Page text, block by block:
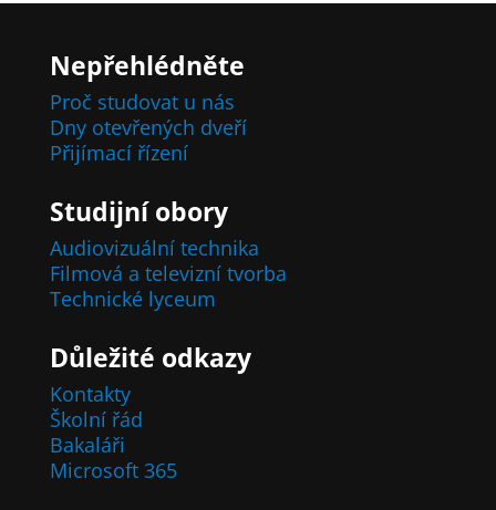
Nepřehlédněte
Proč studovat u nás
Dny otevřených dveří
Přijímací řízení
Studijní obory
Audiovizuální technika
Filmová a televizní tvorba
Technické lyceum
Důležité odkazy
Kontakty
Školní řád
Bakaláři
Microsoft 365